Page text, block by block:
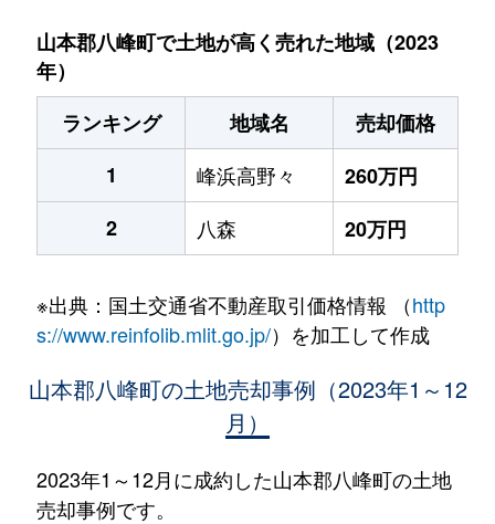
山本郡八峰町で土地が高く売れた地域（2023
年）
ランキング
地域名
売却価格
1
峰浜高野々
260万円
2
八森 20万円
※出典：国土交通省不動産取引価格情報 （http
s://www.reinfolib.mlit.go.jp/）を加工して作成
山本郡八峰町の土地売却事例（2023年1～12
月）
2023年1～12月に成約した山本郡八峰町の土地
売却事例です。